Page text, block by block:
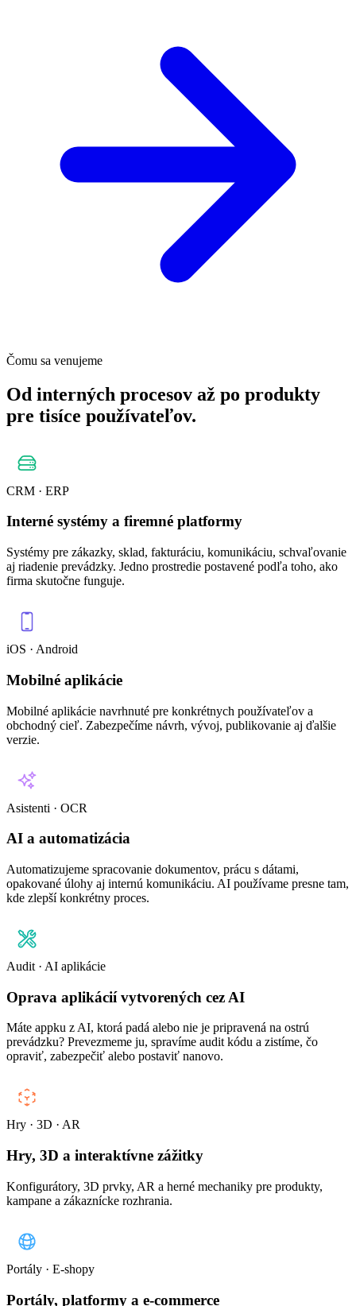
Čomu sa venujeme
Od interných procesov až po produkty
pre tisíce používateľov.
CRM · ERP
Interné systémy a firemné platformy
Systémy pre zákazky, sklad, fakturáciu, komunikáciu, schvaľovanie
aj riadenie prevádzky. Jedno prostredie postavené podľa toho, ako
firma skutočne funguje.
iOS · Android
Mobilné aplikácie
Mobilné aplikácie navrhnuté pre konkrétnych používateľov a
obchodný cieľ. Zabezpečíme návrh, vývoj, publikovanie aj ďalšie
verzie.
Asistenti · OCR
AI a automatizácia
Automatizujeme spracovanie dokumentov, prácu s dátami,
opakované úlohy aj internú komunikáciu. AI používame presne tam,
kde zlepší konkrétny proces.
Audit · AI aplikácie
Oprava aplikácií vytvorených cez AI
Máte appku z AI, ktorá padá alebo nie je pripravená na ostrú
prevádzku? Prevezmeme ju, spravíme audit kódu a zistíme, čo
opraviť, zabezpečiť alebo postaviť nanovo.
Hry · 3D · AR
Hry, 3D a interaktívne zážitky
Konfigurátory, 3D prvky, AR a herné mechaniky pre produkty,
kampane a zákaznícke rozhrania.
Portály · E-shopy
Portály, platformy a e-commerce